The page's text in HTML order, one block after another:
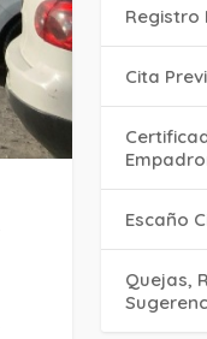
Registro
Cita
Escaño
Quejas,